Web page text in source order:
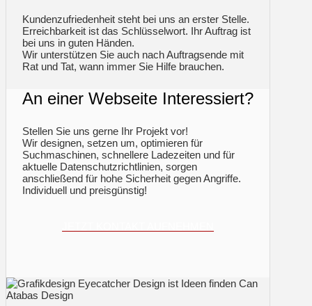
Kundenzufriedenheit steht bei uns an erster Stelle.
Erreichbarkeit ist das Schlüsselwort. Ihr Auftrag ist
bei uns in guten Händen.
Wir unterstützen Sie auch nach Auftragsende mit
Rat und Tat, wann immer Sie Hilfe brauchen.
An einer Webseite Interessiert?
Stellen Sie uns gerne Ihr Projekt vor!
Wir designen, setzen um, optimieren für
Suchmaschinen, schnellere Ladezeiten und für
aktuelle Datenschutzrichtlinien, sorgen
anschließend für hohe Sicherheit gegen Angriffe.
Individuell und preisgünstig!